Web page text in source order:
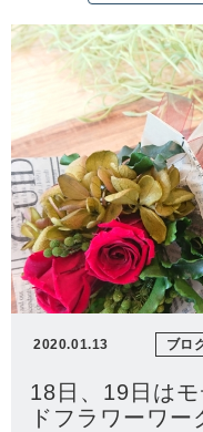
2020.01.13 ブロ
18日、19日は
ドフラワーワー